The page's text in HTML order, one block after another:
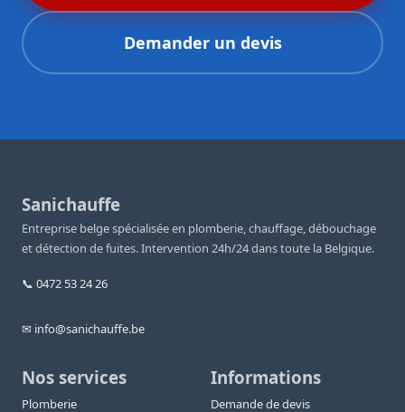
Demander un devis
Sanichauffe
Entreprise belge spécialisée en plomberie, chauffage, débouchage
et détection de fuites. Intervention 24h/24 dans toute la Belgique.
📞 0472 53 24 26
✉ info@sanichauffe.be
Nos services
Plomberie
Informations
Demande de devis